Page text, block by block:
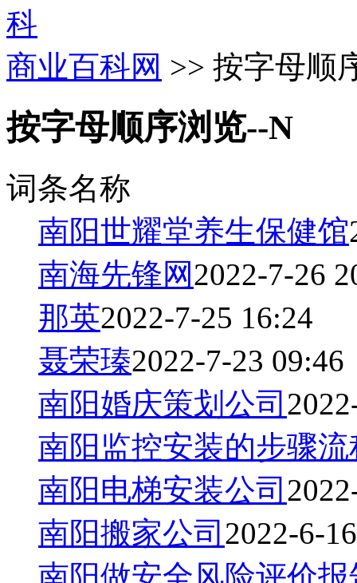
商业百科网 >> 按字母顺
按字母顺序浏览--N
词条名称
南阳世耀堂养生保健馆
南海先锋网2022-7-26
那英2022-7-25 16:24
聂荣瑧2022-7-23 09:46
南阳婚庆策划公司
南阳监控安装的步骤流
南阳电梯安装公司
南阳搬家公司 2022-6-
南阳做安全风险评价